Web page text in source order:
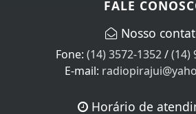
(14) 3572-1352/(14)
E-mail: